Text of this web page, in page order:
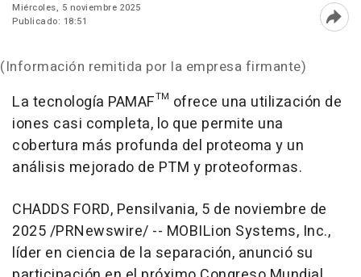
Miércoles, 5 noviembre 2025
Publicado: 18:51
(Información remitida por la empresa firmante)
La tecnología PAMAF™ ofrece una utilización de
iones casi completa, lo que permite una
cobertura más profunda del proteoma y un
análisis mejorado de PTM y proteoformas.
CHADDS FORD, Pensilvania, 5 de noviembre de
2025/PRNewswire/ -- MOBILion Systems, Inc.,
líder en ciencia de la separación, anunció su